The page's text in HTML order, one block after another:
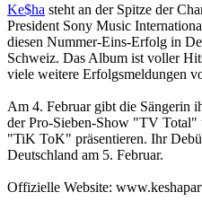
Ke$ha steht an der Spitze der
President Sony Music
diesen Nummer-Eins-Erfolg in
Schweiz. Das Album ist voller
viele weitere Erfolgsmeldungen
Am 4. Februar gibt die Sängerin
der Pro-Sieben-Show "TV
"TiK ToK" präsentieren. Ihr
Deutschland am 5. Februar.
Offizielle Website: